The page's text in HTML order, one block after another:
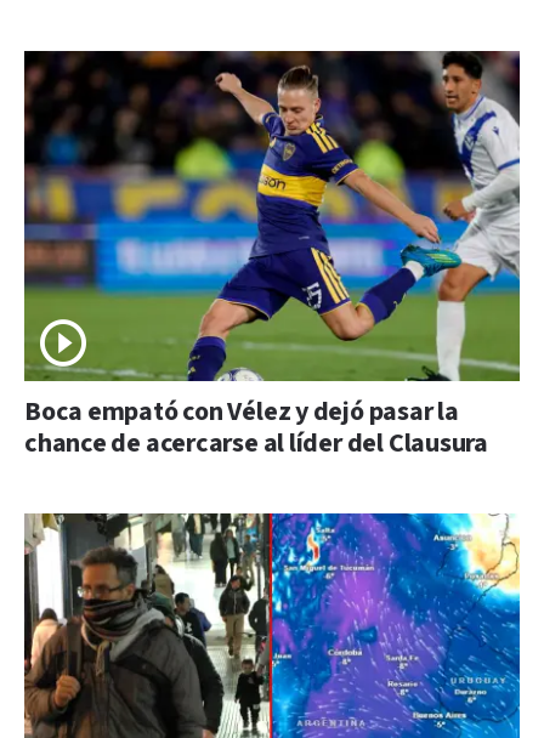
Boca empató con Vélez y dejó pasar la
chance de acercarse al líder del Clausura